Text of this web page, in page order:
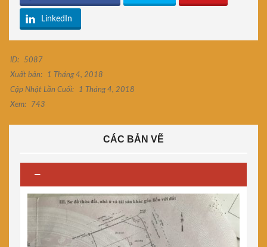
LinkedIn
ID:
5087
Xuất bản:
1 Tháng 4, 2018
Cập Nhật Lần Cuối:
1 Tháng 4, 2018
Xem:
743
CÁC BẢN VẼ